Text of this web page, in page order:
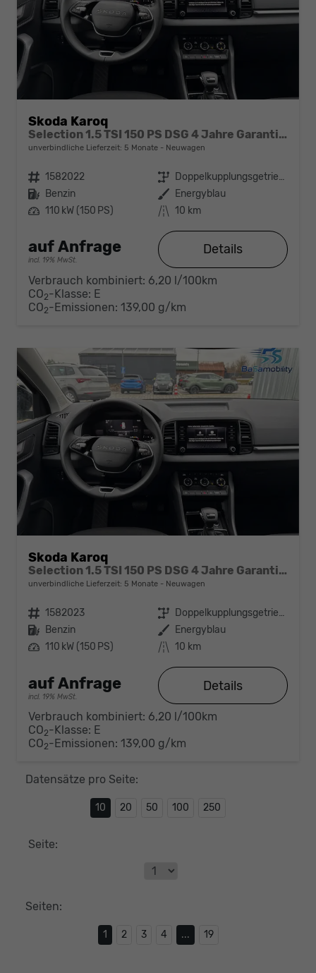
Skoda Karoq
Selection 1.5 TSI 150 PS DSG 4 Jahre Garantie-Keyless Start-AppleCarPlay-AndroidAuto-Sunset-Tempomat-2-Zonen-Klima-16''Alu
unverbindliche Lieferzeit: 5 Monate Neuwagen
Fahrzeugnr. 1582022 Getriebe
Doppelkupplungsgetriebe (DSG)
Kraftstoff Benzin Außenfarbe Energyblau
Leistung 110 kW (150 PS) Kilometerstand 10 km
auf Anfrage
incl. 19% MwSt.
Details
Verbrauch kombiniert: 6,20 l/100km
CO2-Klasse: E
CO2-Emissionen: 139,00 g/km
Skoda Karoq
Selection 1.5 TSI 150 PS DSG 4 Jahre Garantie-Keyless Start-AppleCarPlay-AndroidAuto-Sunset-Tempomat-2-Zonen-Klima-16''Alu
unverbindliche Lieferzeit: 5 Monate Neuwagen
Fahrzeugnr. 1582023 Getriebe
Doppelkupplungsgetriebe (DSG)
Kraftstoff Benzin Außenfarbe Energyblau
Leistung 110 kW (150 PS) Kilometerstand 10 km
auf Anfrage
incl. 19% MwSt.
Details
Verbrauch kombiniert: 6,20 l/100km
CO2-Klasse: E
CO2-Emissionen: 139,00 g/km
Datensätze pro Seite:
10 20 50 100 250
Seite:
Seiten:
1 2 3 4 ... 19